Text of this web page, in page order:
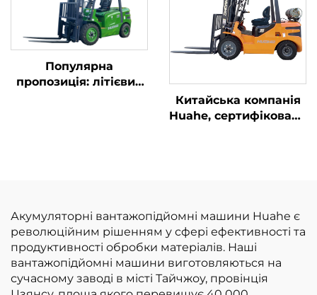
Популярна
пропозиція: літієвий
Китайська компанія
Huahe, сертифікована
зрідженому
нафтовому газі
вантажопідйомністю
Акумуляторні вантажопідйомні машини Huahe є
революційним рішенням у сфері ефективності та
продуктивності обробки матеріалів. Наші
вантажопідйомні машини виготовляються на
сучасному заводі в місті Тайчжоу, провінція